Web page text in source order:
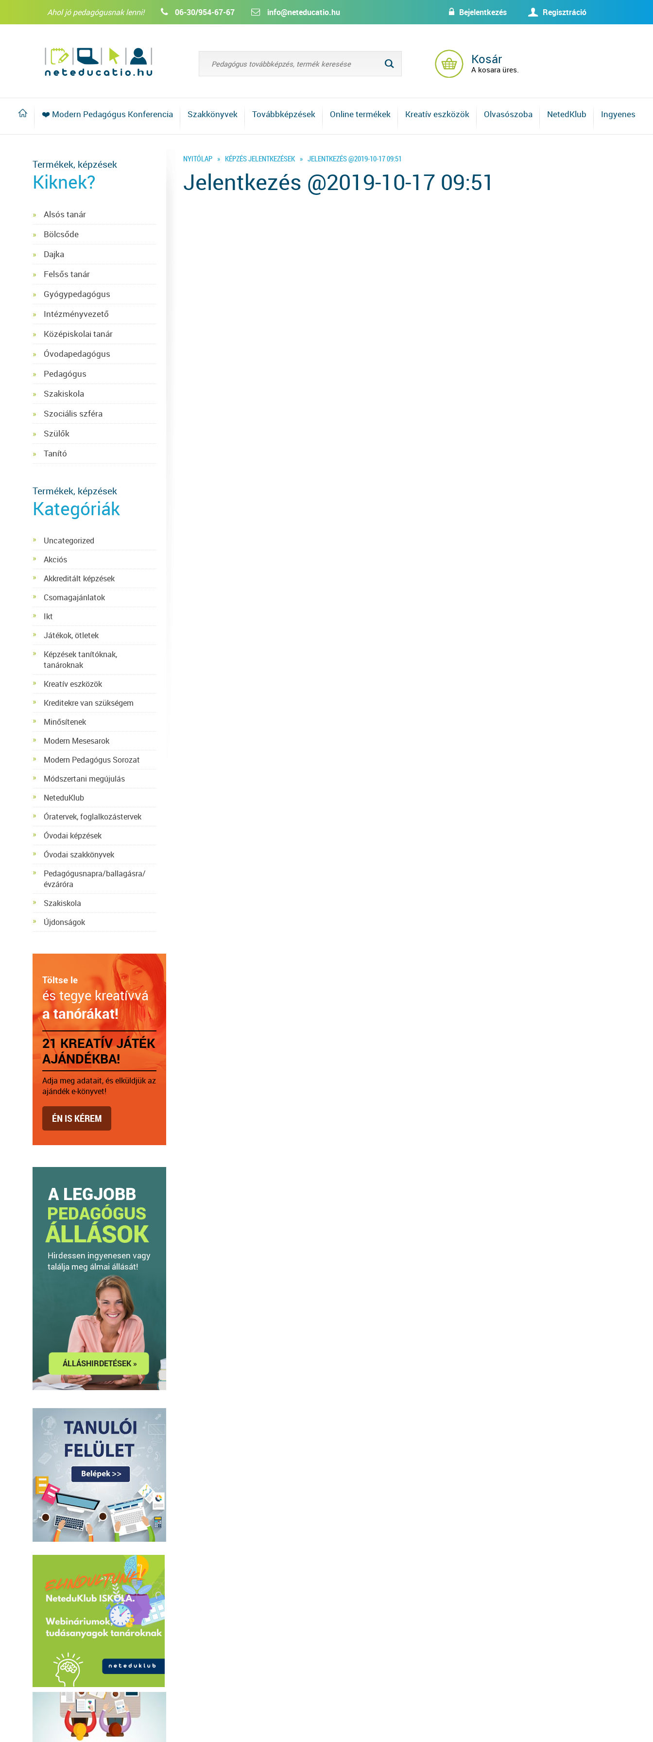
w Bejelentkezés U Regisztráció
Ahol jó pedagógusnak lenni! 06-30/954-67-67 info@neteducatio.hu
L Kosár
A kosara üres.
❤️ Modern Pedagógus Konferencia Szakkönyvek Továbbképzések Online termékek Kreatív eszközök Olvasószoba NetedKlub Ingyenes
NYITÓLAP » KÉPZÉS JELENTKEZÉSEK » JELENTKEZÉS @2019-10-17 09:51
Jelentkezés @2019-10-17 09:51
Termékek, képzések
Kiknek?
Alsós tanár
Bölcsőde
Dajka
Felsős tanár
Gyógypedagógus
Intézményvezető
Középiskolai tanár
Óvodapedagógus
Pedagógus
Szakiskola
Szociális szféra
Szülők
Tanító
Termékek, képzések
Kategóriák
Uncategorized
Akciós
Akkreditált képzések
Csomagajánlatok
Ikt
Játékok, ötletek
Képzések tanítóknak,
tanároknak
Kreatív eszközök
Kreditekre van szükségem
Minősítenek
Modern Mesesarok
Modern Pedagógus Sorozat
Módszertani megújulás
NeteduKlub
Óratervek, foglalkozástervek
Óvodai képzések
Óvodai szakkönyvek
Pedagógusnapra/ballagásra/
évzáróra
Szakiskola
Újdonságok
Töltse le
és tegye kreatívvá
a tanórákat!
21 KREATÍV JÁTÉK
AJÁNDÉKBA!
Adja meg adatait, és elküldjük az
ajándék e-könyvet!
ÉN IS KÉREM